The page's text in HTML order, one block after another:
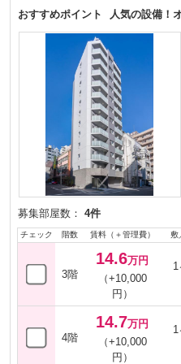
おすすめポイント 人気の設備！
募集部屋数： 4件
チェック 階数 賃料（＋管理費） 敷
3階
14.6万円
（+10,000
円）
4階
14.7万円
（+10,000
円）